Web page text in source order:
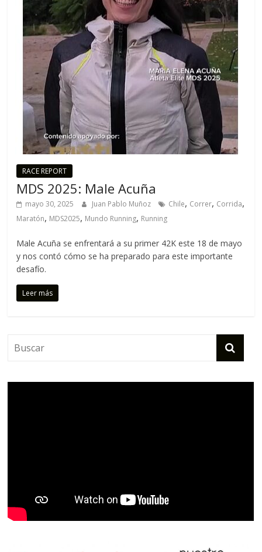
RACE REPORT
MDS 2025: Male Acuña
mayo 30, 2025 Juan Pablo Muñoz Chile, Correr, Corrida,
Maratón, MDS2025, Mundo Running, Running
Male Acuña se enfrentará a su primer 42K este 18 de mayo
y nos contó cómo se ha preparado para este importante
desafío.
Leer más